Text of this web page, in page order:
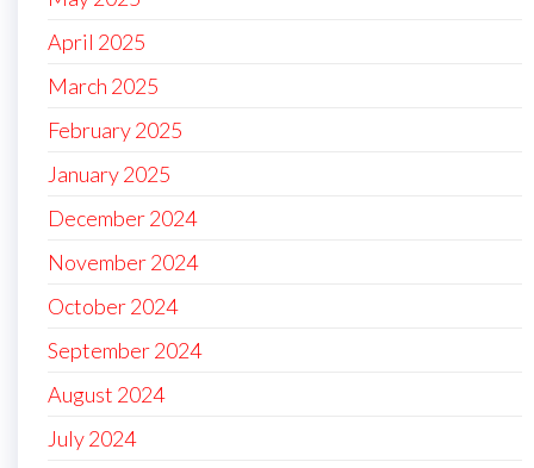
April 2025
March 2025
February 2025
January 2025
December 2024
November 2024
October 2024
September 2024
August 2024
July 2024